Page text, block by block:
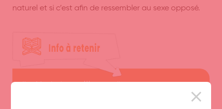
naturel et si c’est afin de ressembler au sexe opposé.